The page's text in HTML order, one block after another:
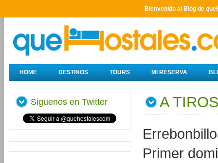
Bienvenido al Blog de
HOME DESTINOS TOURS MI RESERVA
A
Primer
Siguenos en Twitter